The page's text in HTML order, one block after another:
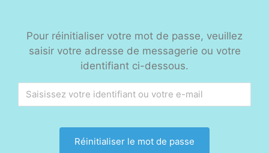
Pour réinitialiser votre mot de passe, veuillez
saisir votre adresse de messagerie ou votre
identifiant ci-dessous.